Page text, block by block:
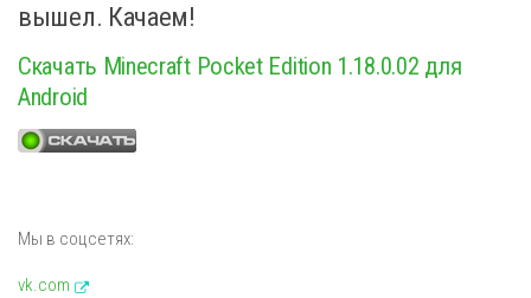
вышел. Качаем!
Скачать Minecraft Pocket Edition 1.18.0.02 для
Android
Мы в соцсетях:
vk.com